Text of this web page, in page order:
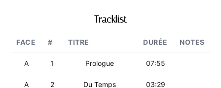
Tracklist
FACE # TITRE DURÉE NOTES
A 1 Prologue 07:55
A 2 Du Temps 03:29